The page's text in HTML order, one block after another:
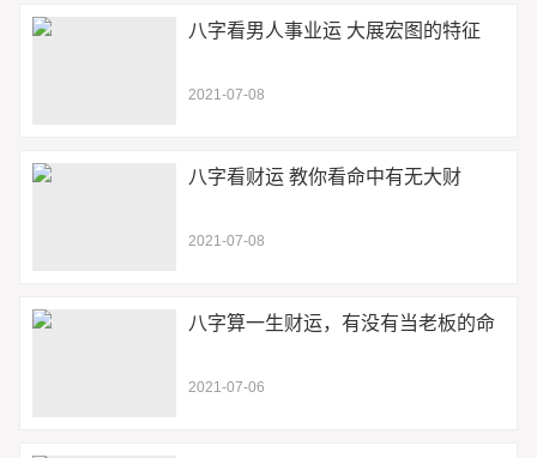
八字看男人事业运 大展宏图的特征
2021-07-08
八字看财运 教你看命中有无大财
2021-07-08
八字算一生财运，有没有当老板的命
2021-07-06